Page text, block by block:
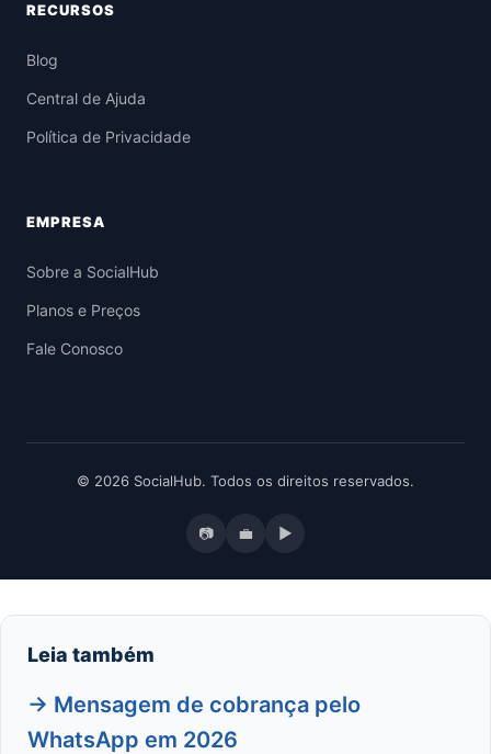
RECURSOS
Blog
Central de Ajuda
Política de Privacidade
EMPRESA
Sobre a SocialHub
Planos e Preços
Fale Conosco
© 2026 SocialHub. Todos os direitos reservados.
📷 💼 ▶
Leia também
→ Mensagem de cobrança pelo
WhatsApp em 2026